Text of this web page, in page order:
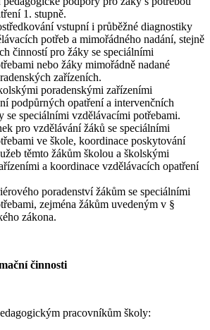
1. stupně.
vstupní i průběžné diagnostiky
potřeb a mimořádného nadání, stejně
činností pro žáky se speciálními
nebo žáky mimořádně nadané
zařízeních.
poradenskými zařízeními
podpůrných opatření a intervenčních
se speciálními vzdělávacími potřebami.
pro vzdělávání žáků se speciálními
ve škole, koordinace poskytování
těmto žákům školou a školskými
a koordinace vzdělávacích opatření
poradenství žákům se speciálními
zejména žákům uvedeným v §
zákona.
činnosti
pracovníkům školy: